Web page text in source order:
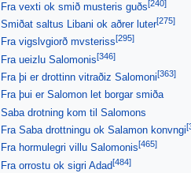
Fra vexti ok smið musteris guðs[240]
Smiðat saltus Libani ok aðrer luter[275]
Fra vigslvgiorð mvsteriss[295]
Fra ueizlu Salomonis[346]
Fra þi er drottinn vitraðiz Salomoni[363]
Fra þui er Salomon let borgar smiða
Saba drotning kom til Salomons
Fra Saba drottningu ok Salamon konvngi
Fra hormulegri villu Salomonis[465]
Fra orrostu ok sigri Adad[484]